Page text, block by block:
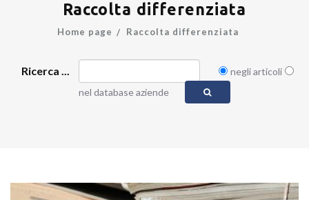
Raccolta differenziata
Home page Raccolta differenziata
Ricerca ...
negli articoli
nel database aziende